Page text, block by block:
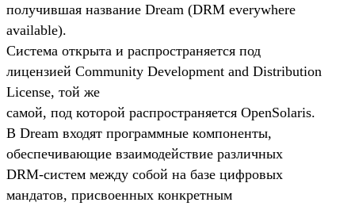
получившая название Dream (DRM everywhere
available).
Система открыта и распространяется под
лицензией Community Development and Distribution
License, той же
самой, под которой распространяется OpenSolaris.
В Dream входят программные компоненты,
обеспечивающие взаимодействие различных
DRM-систем между собой на базе цифровых
мандатов, присвоенных конкретным